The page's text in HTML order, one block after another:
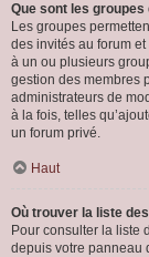
Que sont les groupes
Les groupes
des invités au forum
à un ou plusieurs
gestion des membres
administrateurs de
à la fois, telles
un forum privé.
Haut
Où trouver la liste
Pour consulter la liste
depuis votre panneau